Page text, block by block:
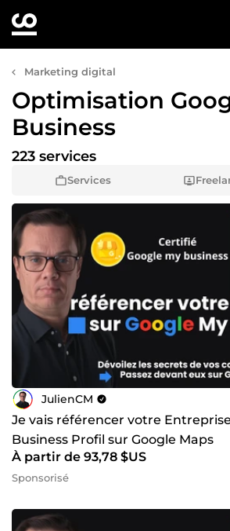
Marketing digital
Optimisation
Business
Services
223 services
JulienCM
Je vais référencer votre
Business Profil sur Google Maps
À partir de 93,78 $US
Sponsorisé